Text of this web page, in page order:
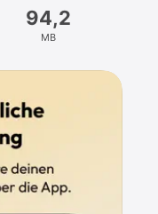
94,2
MB